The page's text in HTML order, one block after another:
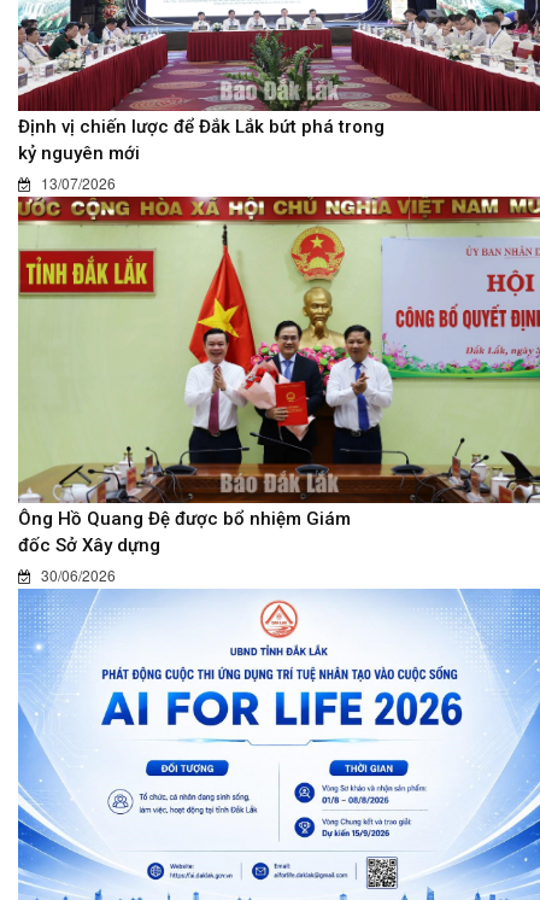
Định vị chiến lược để Đắk Lắk bứt phá trong
kỷ nguyên mới
13/07/2026
Ông Hồ Quang Đệ được bổ nhiệm Giám
đốc Sở Xây dựng
30/06/2026